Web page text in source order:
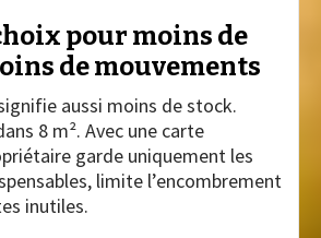
pour moins de
de mouvements
aussi moins de stock.
8 m². Avec une carte
garde uniquement les
limite l’encombrement
inutiles.